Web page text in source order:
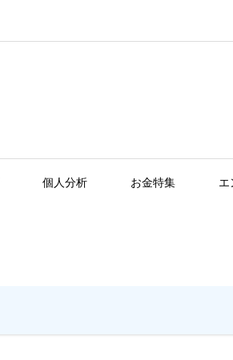
個人分析 お金特集 エ